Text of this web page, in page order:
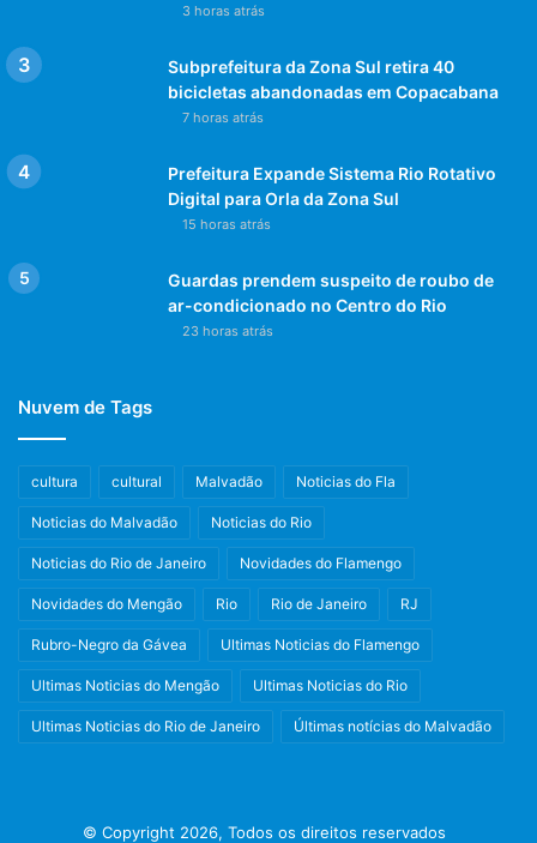
3 horas atrás
Subprefeitura da Zona Sul retira 40
bicicletas abandonadas em Copacabana
7 horas atrás
Prefeitura Expande Sistema Rio Rotativo
Digital para Orla da Zona Sul
15 horas atrás
Guardas prendem suspeito de roubo de
ar-condicionado no Centro do Rio
23 horas atrás
Nuvem de Tags
cultura cultural Malvadão Noticias do Fla
Noticias do Malvadão Noticias do Rio
Noticias do Rio de Janeiro Novidades do Flamengo
Novidades do Mengão Rio Rio de Janeiro RJ
Rubro-Negro da Gávea Ultimas Noticias do Flamengo
Ultimas Noticias do Mengão Ultimas Noticias do Rio
Ultimas Noticias do Rio de Janeiro Últimas notícias do Malvadão
© Copyright 2026, Todos os direitos reservados